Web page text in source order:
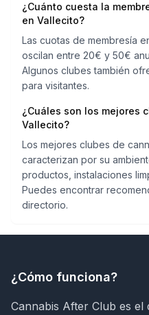
¿Cuánto cuesta la
en Vallecito?
Las cuotas de membresía
oscilan entre 20€ y 50€
Algunos clubes también
para visitantes.
¿Cuáles son los mejores
Vallecito?
Los mejores clubes de
caracterizan por su
productos, instalaciones
Puedes encontrar
directorio.
¿Cómo funciona?
Cannabis After Club es